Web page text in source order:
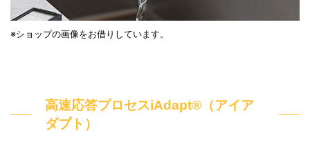
※ショップの画像をお借りしています。
高速応答プロセスiAdapt®（アイア
ダプト）